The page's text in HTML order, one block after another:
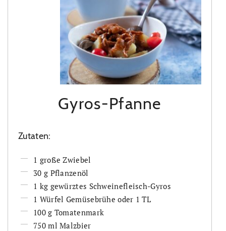
Gyros-Pfanne
Zutaten:
1 große Zwiebel
30 g Pflanzenöl
1 kg gewürztes Schweinefleisch-Gyros
1 Würfel Gemüsebrühe oder 1 TL
100 g Tomatenmark
750 ml Malzbier